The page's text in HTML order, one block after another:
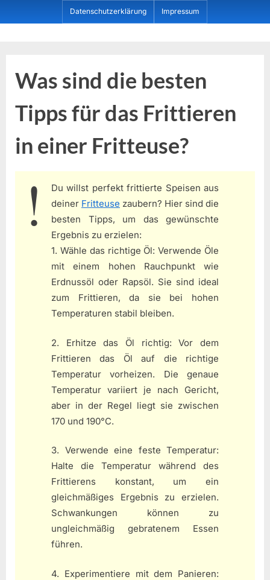
to
Datenschutzerklärung Impressum
Was sind die besten
Tipps für das Frittieren
in einer Fritteuse?
Du willst perfekt frittierte Speisen aus
deiner Fritteuse zaubern? Hier sind die
besten Tipps, um das gewünschte
Ergebnis zu erzielen:
1. Wähle das richtige Öl: Verwende Öle
mit einem hohen Rauchpunkt wie
Erdnussöl oder Rapsöl. Sie sind ideal
zum Frittieren, da sie bei hohen
Temperaturen stabil bleiben.
2. Erhitze das Öl richtig: Vor dem
Frittieren das Öl auf die richtige
Temperatur vorheizen. Die genaue
Temperatur variiert je nach Gericht,
aber in der Regel liegt sie zwischen
170 und 190°C.
3. Verwende eine feste Temperatur:
Halte die Temperatur während des
Frittierens konstant, um ein
gleichmäßiges Ergebnis zu erzielen.
Schwankungen können zu
ungleichmäßig gebratenem Essen
führen.
4. Experimentiere mit dem Panieren: